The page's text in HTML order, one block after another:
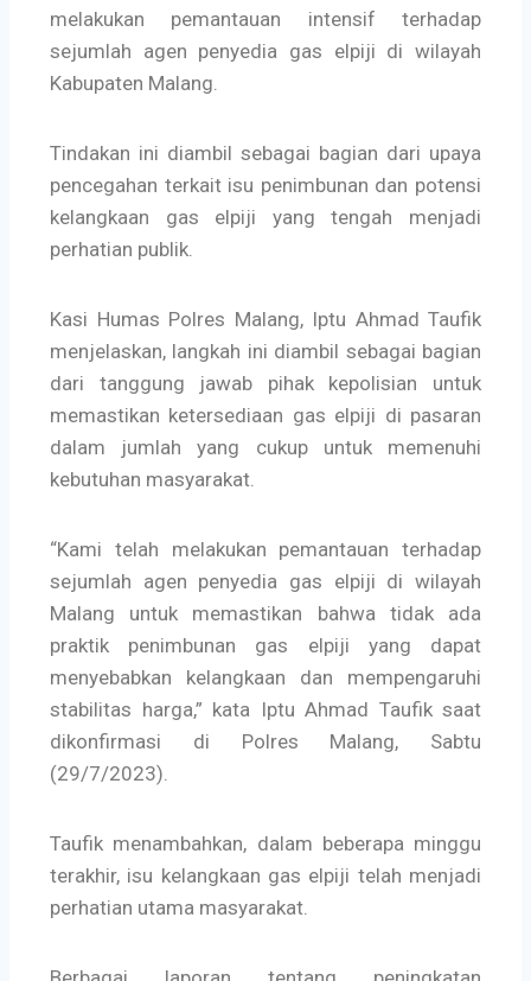
melakukan pemantauan intensif terhadap
sejumlah agen penyedia gas elpiji di wilayah
Kabupaten Malang.
Tindakan ini diambil sebagai bagian dari upaya
pencegahan terkait isu penimbunan dan potensi
kelangkaan gas elpiji yang tengah menjadi
perhatian publik.
Kasi Humas Polres Malang, Iptu Ahmad Taufik
menjelaskan, langkah ini diambil sebagai bagian
dari tanggung jawab pihak kepolisian untuk
memastikan ketersediaan gas elpiji di pasaran
dalam jumlah yang cukup untuk memenuhi
kebutuhan masyarakat.
“Kami telah melakukan pemantauan terhadap
sejumlah agen penyedia gas elpiji di wilayah
Malang untuk memastikan bahwa tidak ada
praktik penimbunan gas elpiji yang dapat
menyebabkan kelangkaan dan mempengaruhi
stabilitas harga,” kata Iptu Ahmad Taufik saat
dikonfirmasi di Polres Malang, Sabtu
(29/7/2023).
Taufik menambahkan, dalam beberapa minggu
terakhir, isu kelangkaan gas elpiji telah menjadi
perhatian utama masyarakat.